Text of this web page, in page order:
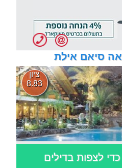
סיאם אילת
ציון
8.83
לצפות בדילים